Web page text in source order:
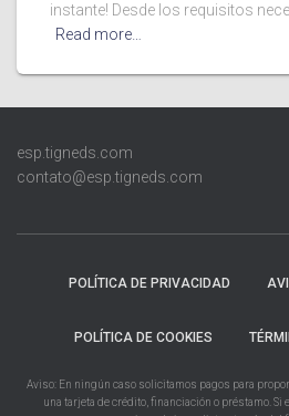
instante! Desde los requisitos
Read more…
esp.tigneds.com
contato@esp.tigneds.com
POLÍTICA DE PRIVACIDAD
POLÍTICA DE COOKIES
Aviso: En ningún caso solicitamos pagos para
una tarjeta de crédito, financiación o préstamo. Si